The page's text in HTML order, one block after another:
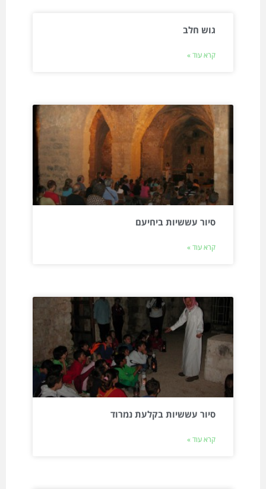
גוש חלב
קרא עוד »
סיור עששיות ביחיעם
קרא עוד »
סיור עששיות בקלעת נמרוד
קרא עוד »